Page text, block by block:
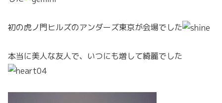
初の虎ノ門ヒルズのアンダーズ東京が会場でした
本当に美人な友人で、いつにも増して綺麗でした